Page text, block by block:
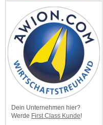
Dein Unternehmen hier?
Werde First Class Kunde!